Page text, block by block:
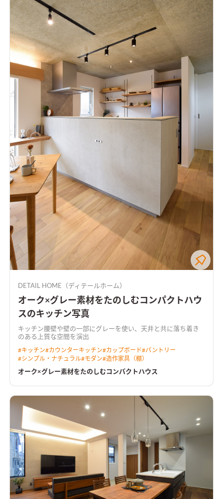
DETAIL HOME（ディテールホーム）
オーク×グレー素材をたのしむコンパクトハウ
スのキッチン写真
キッチン腰壁や壁の一部にグレーを使い、天井と共に落ち着き
のある上質な空間を演出
#キッチン#カウンターキッチン#カップボード#パントリー
#シンプル・ナチュラル#モダン#造作家具（棚）
オーク×グレー素材をたのしむコンパクトハウス